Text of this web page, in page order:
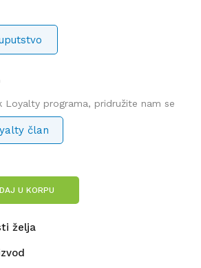
Loyalty programa, pridružite nam se
član
U KORPU
želja